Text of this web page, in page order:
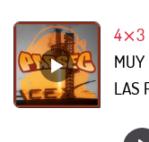
4⨯3
MUY
LAS